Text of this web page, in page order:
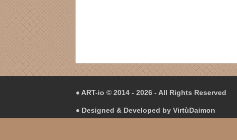
● ART-io © 2014 - 2026 - All Rights Reserved
● Designed & Developed by VirtùDaimon